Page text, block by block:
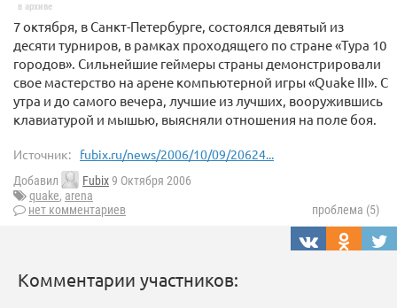
в архиве
7 октября, в Санкт-Петербурге, состоялся девятый из
десяти турниров, в рамках проходящего по стране «Тура 10
городов». Сильнейшие геймеры страны демонстрировали
свое мастерство на арене компьютерной игры «Quake III». С
утра и до самого вечера, лучшие из лучших, вооружившись
клавиатурой и мышью, выясняли отношения на поле боя.
Источник: fubix.ru/news/2006/10/09/20624...
Добавил Fubix9 Октября 2006
quake, arena
нет комментариев
проблема (5)
Комментарии участников: